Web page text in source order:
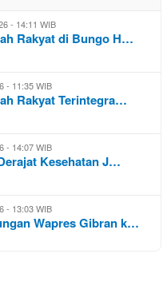
- 14:11 WIB
Rakyat di Bungo H…
- 11:35 WIB
Rakyat Terintegra…
- 14:07 WIB
Kesehatan J…
- 13:03 WIB
Wapres Gibran k…